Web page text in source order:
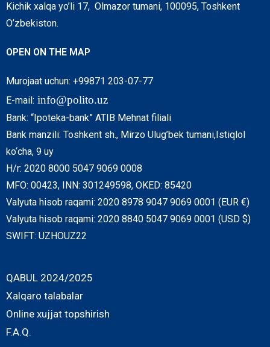
Kichik xalqa yo’li 17, Olmazor tumani, 100095, Toshkent
O’zbekiston.
OPEN ON THE MAP
Murojaat uchun: +99871 203-07-77
E-mail: info@polito.uz
Bank: “Ipoteka-bank” ATIB Mehnat filiali
Bank manzili: Toshkent sh., Mirzo Ulug’bek tumani,Istiqlol
ko‘cha, 9 uy
H/r: 2020 8000 5047 9069 0008
MFO: 00423, INN: 301249598, OKED: 85420
Valyuta hisob raqami: 2020 8978 9047 9069 0001 (EUR €)
Valyuta hisob raqami: 2020 8840 5047 9069 0001 (USD $)
SWIFT: UZHOUZ22
QABUL 2024/2025
Xalqaro talabalar
Online xujjat topshirish
F.A.Q.